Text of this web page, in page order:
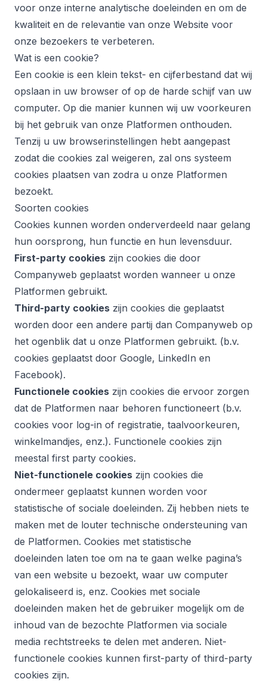
voor onze interne analytische doeleinden en om de
kwaliteit en de relevantie van onze Website voor
onze bezoekers te verbeteren.
Wat is een cookie?
Een cookie is een klein tekst- en cijferbestand dat wij
opslaan in uw browser of op de harde schijf van uw
computer. Op die manier kunnen wij uw voorkeuren
bij het gebruik van onze Platformen onthouden.
Tenzij u uw browserinstellingen hebt aangepast
zodat die cookies zal weigeren, zal ons systeem
cookies plaatsen van zodra u onze Platformen
bezoekt.
Soorten cookies
Cookies kunnen worden onderverdeeld naar gelang
hun oorsprong, hun functie en hun levensduur.
First-party cookies zijn cookies die door
Companyweb geplaatst worden wanneer u onze
Platformen gebruikt.
Third-party cookies zijn cookies die geplaatst
worden door een andere partij dan Companyweb op
het ogenblik dat u onze Platformen gebruikt. (b.v.
cookies geplaatst door Google, LinkedIn en
Facebook).
Functionele cookies zijn cookies die ervoor zorgen
dat de Platformen naar behoren functioneert (b.v.
cookies voor log-in of registratie, taalvoorkeuren,
winkelmandjes, enz.). Functionele cookies zijn
meestal first party cookies.
Niet-functionele cookies zijn cookies die
ondermeer geplaatst kunnen worden voor
statistische of sociale doeleinden. Zij hebben niets te
maken met de louter technische ondersteuning van
de Platformen. Cookies met statistische
doeleinden laten toe om na te gaan welke pagina’s
van een website u bezoekt, waar uw computer
gelokaliseerd is, enz. Cookies met sociale
doeleinden maken het de gebruiker mogelijk om de
inhoud van de bezochte Platformen via sociale
media rechtstreeks te delen met anderen. Niet-
functionele cookies kunnen first-party of third-party
cookies zijn.